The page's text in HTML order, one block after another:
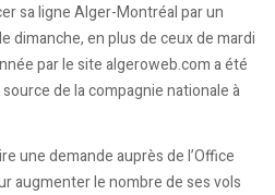
sa ligne Alger-Montréal par un
dimanche, en plus de ceux de mardi
par le site algeroweb.com a été
de la compagnie nationale à
une demande auprès de l’Office
augmenter le nombre de ses vols